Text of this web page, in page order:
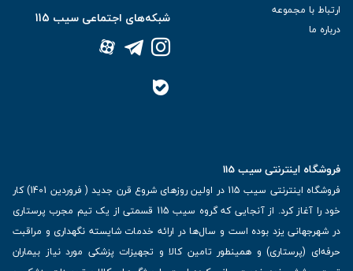
ارتباط با مجموعه
درباره ما
شبکه‌های اجتماعی سیب 115
فروشگاه اینترنتی سیب 115
فروشگاه اینترنتی سیب 115 در اولین روزهای شروع قرن جدید ( فروردین 1401) کار
خود را آغاز کرد. از آنجایی که گروه سیب 115 قسمتی از یک تیم مجرب پرستاری
در شهرجهانی یزد بوده است و سال‌ها در ارائه خدمات شایسته نگهداری و مراقبت
حرفه‌ای (پرستاری) و همینطور تامین کالا و تجهیزات پزشکی مورد نیاز بیماران